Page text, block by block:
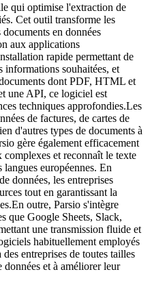
qui optimise l'extraction de
Cet outil transforme les
en données
aux applications
rapide permettant de
informations souhaitées, et
dont PDF, HTML et
une API, ce logiciel est
techniques approfondies.Les
de factures, de cartes de
d'autres types de documents à
gère également efficacement
et reconnaît le texte
européennes. En
données, les entreprises
tout en garantissant la
outre, Parsio s'intègre
que Google Sheets, Slack,
une transmission fluide et
habituellement employés
entreprises de toutes tailles
données et à améliorer leur